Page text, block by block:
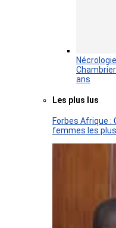
ans
Les plus lus
Forbes Afrique
femmes les